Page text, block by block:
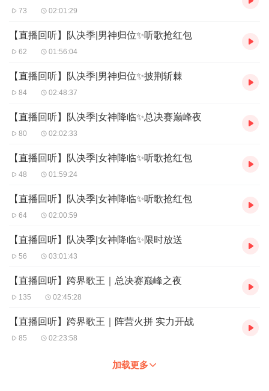
73 02:01:29
【直播回听】队决季|男神归位✨听歌抢红包
62 01:56:04
【直播回听】队决季|男神归位✨披荆斩棘
84 02:48:37
【直播回听】队决季|女神降临✨总决赛巅峰夜
80 02:02:33
【直播回听】队决季|女神降临✨听歌抢红包
48 01:59:24
【直播回听】队决季|女神降临✨听歌抢红包
64 02:00:59
【直播回听】队决季|女神降临✨限时放送
56 03:01:43
【直播回听】跨界歌王｜总决赛巅峰之夜
135 02:45:28
【直播回听】跨界歌王｜阵营火拼 实力开战
85 02:23:58
加载更多